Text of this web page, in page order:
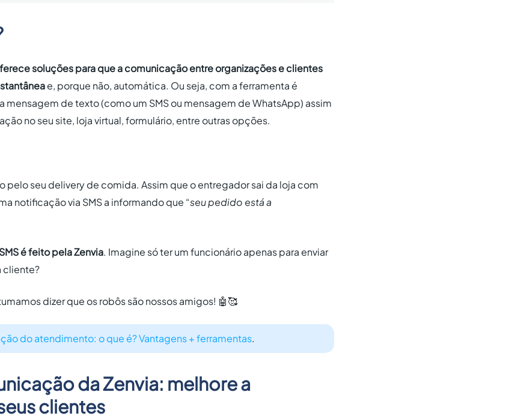
soluções para que a comunicação entre organizações e clientes
e, porque não, automática. Ou seja, com a ferramenta é
mensagem de texto (como um SMS ou mensagem de WhatsApp) assim
no seu site, loja virtual, formulário, entre outras opções.
pelo seu delivery de comida. Assim que o entregador sai da loja com
notificação via SMS a informando que “seu pedido está a
é feito pela Zenvia. Imagine só ter um funcionário apenas para enviar
cliente?
dizer que os robôs são nossos amigos! 🤖🥰
do atendimento: o que é? Vantagens + ferramentas.
da Zenvia: melhore a
clientes